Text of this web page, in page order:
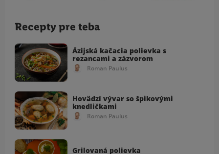
Recepty pre teba
Ázijská kačacia polievka s
rezancami a zázvorom
Roman Paulus
Hovädzí vývar so špikovými
knedličkami
Roman Paulus
Grilovaná polievka